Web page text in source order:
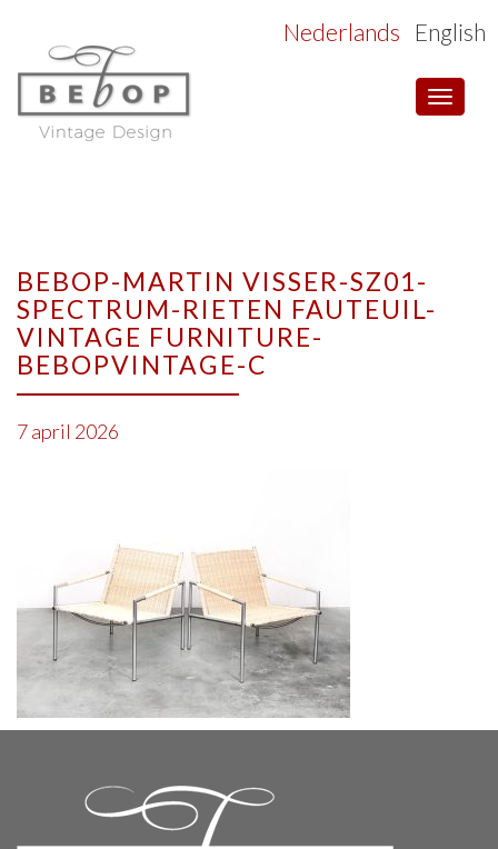
Toggle
Nederlands English
BEBOP-MARTIN VISSER-SZ01-
SPECTRUM-RIETEN FAUTEUIL-
VINTAGE FURNITURE-
BEBOPVINTAGE-C
7 april 2026